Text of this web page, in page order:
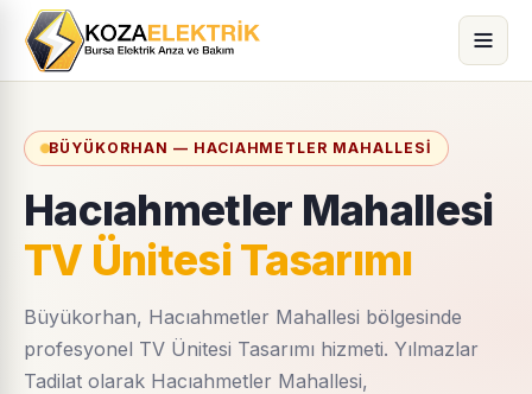
BÜYÜKORHAN — HACIAHMETLER MAHALLESI
Hacıahmetler Mahallesi
TV Ünitesi Tasarımı
Büyükorhan, Hacıahmetler Mahallesi bölgesinde
profesyonel TV Ünitesi Tasarımı hizmeti. Yılmazlar
Tadilat olarak Hacıahmetler Mahallesi,